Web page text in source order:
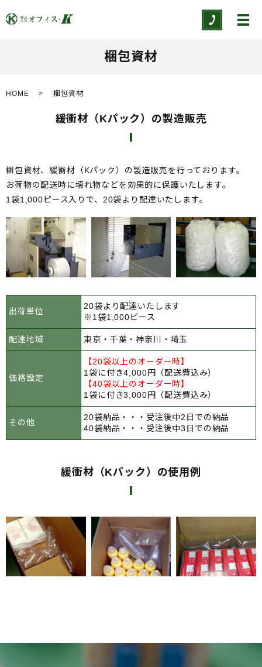
メ
梱包資材
HOME 梱包資材
緩衝材（Kパック）の製造販売
梱包資材、緩衝材（Kパック）の製造販売を行っております。
お荷物の配送時に壊れ物などを効果的に保護いたします。
1袋1,000ピース入りで、20袋より配達いたします。
出荷単位
20袋より配達いたします
※1袋1,000ピース
配達地域 東京・千葉・神奈川・埼玉
価格設定
【20袋以上のオーダー時】
1袋に付き4,000円（配送費込み）
【40袋以上のオーダー時】
1袋に付き3,000円（配送費込み）
その他
20袋納品・・・受注後中2日での納品
40袋納品・・・受注後中3日での納品
緩衝材（Kパック）の使用例